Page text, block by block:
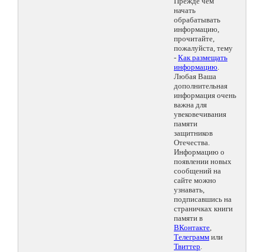
начать
обрабатывать
информацию,
прочитайте,
пожалуйста, тему
- Как размещать
информацию.
Любая Ваша
дополнительная
информация очень
важна для
увековечивания
памяти
защитников
Отечества.
Информацию о
появлении новых
сообщений на
сайте можно
узнавать,
подписавшись на
страничках книги
памяти в
ВКонтакте,
Телеграмм или
Твиттер.